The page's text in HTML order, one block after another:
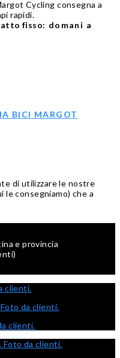
Cycling consegna a
rapidi.
fisso: domani a
BICI MARGOT
di utilizzare le nostre
le consegniamo) che a
e provincia